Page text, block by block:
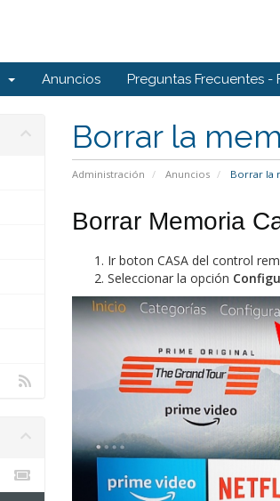
Anuncios Preguntas Frecuentes -
Borrar la
Administración Anuncios Borrar la
Borrar Memoria
Ir boton CASA del control
Seleccionar la opción